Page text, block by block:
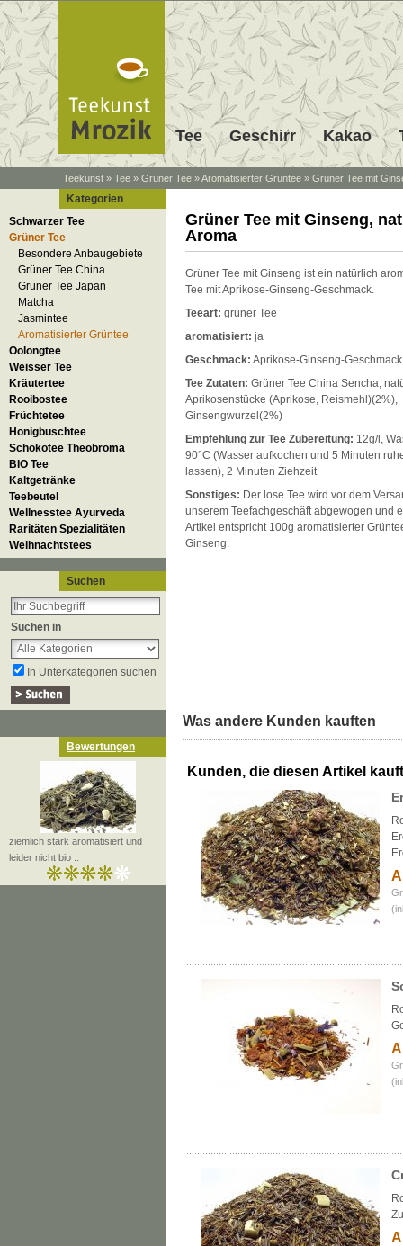
Tee Geschirr Kakao
Teekunst » Tee » Grüner Tee »Aromatisierter Grüntee » Grüner Tee mit
Kategorien
Schwarzer Tee
Grüner Tee
Besondere Anbaugebiete
Grüner Tee China
Grüner Tee Japan
Matcha
Jasmintee
Aromatisierter Grüntee
Oolongtee
Weisser Tee
Kräutertee
Rooibostee
Früchtetee
Honigbuschtee
Schokotee Theobroma
BIO Tee
Kaltgetränke
Teebeutel
Wellnesstee Ayurveda
Raritäten Spezialitäten
Weihnachtstees
Suchen
Suchen in
In Unterkategorien suchen
Bewertungen
ziemlich stark aromatisiert und
leider nicht bio ..
Grüner Tee mit Ginseng,
Aroma
Grüner Tee mit Ginseng ist ein natürlich
Tee mit Aprikose-Ginseng-Geschmack.
Teeart: grüner Tee
aromatisiert: ja
Geschmack: Aprikose-Ginseng-Geschmack
Tee Zutaten: Grüner Tee China Sencha,
Aprikosenstücke (Aprikose, Reismehl)(2%),
Ginsengwurzel(2%)
Empfehlung zur Tee Zubereitung: 12g/l,
90°C (Wasser aufkochen und 5 Minuten
lassen), 2 Minuten Ziehzeit
Sonstiges: Der lose Tee wird vor dem
unserem Teefachgeschäft abgewogen und
Artikel entspricht 100g aromatisierter
Ginseng.
Was andere Kunden kauften
Kunden, die diesen Artikel